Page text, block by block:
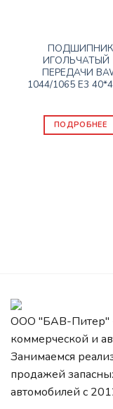
DONGFENG/FAW
ПОДШИПНИК
ИГОЛЬЧАТЫЙ
ПЕРЕДАЧИ
1044/1065 Е3
ПОДРОБНЕЕ
ООО "БАВ-Питер" -
коммерческой и
Занимаемся
продажей
автомобилей c